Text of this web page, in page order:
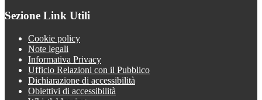
Sezione Link Utili
Cookie policy
Note legali
Informativa Privacy
Ufficio Relazioni con il Pubblico
Dichiarazione di accessibilità
Obiettivi di accessibilità